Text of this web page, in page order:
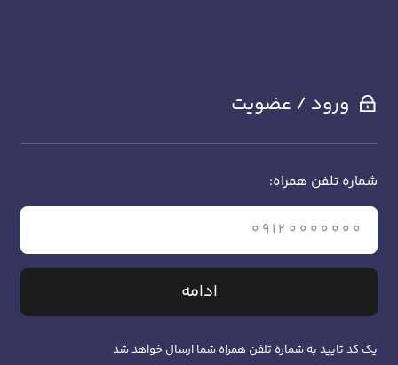
ورود / عضویت
شماره تلفن همراه:
ادامه
یک کد تایید به شماره تلفن همراه شما ارسال خواهد شد